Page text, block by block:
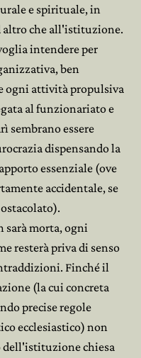
e spirituale, in
altro che all'istituzione.
intendere per
ben
ogni attività propulsiva
al funzionariato e
sembrano essere
dispensando la
essenziale (ove
accidentale, se
sarà morta, ogni
resterà priva di senso
Finché il
(la cui concreta
precise regole
ecclesiastico) non
dell'istituzione chiesa